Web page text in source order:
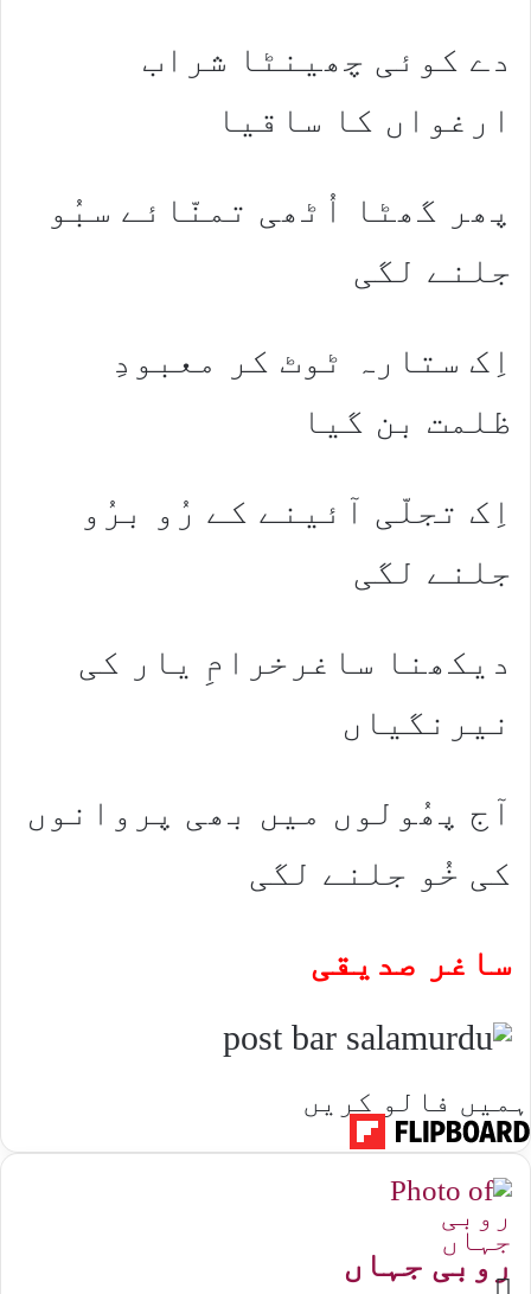
دے کوئی چھینٹا شراب
ارغواں کا ساقیا
پھر گھٹا اُٹھی تمنّائے سبُو
جلنے لگی
اِک ستارہ ٹوٹ کر معبودِ
ظلمت بن گیا
اِک تجلّی آئینے کے رُو برُو
جلنے لگی
دیکھنا ساغرخرامِ یار کی
نیرنگیاں
آج پھُولوں میں بھی پروانوں
کی خُو جلنے لگی
ساغر صدیقی
ہمیں فالو کریں
روبی جہاں